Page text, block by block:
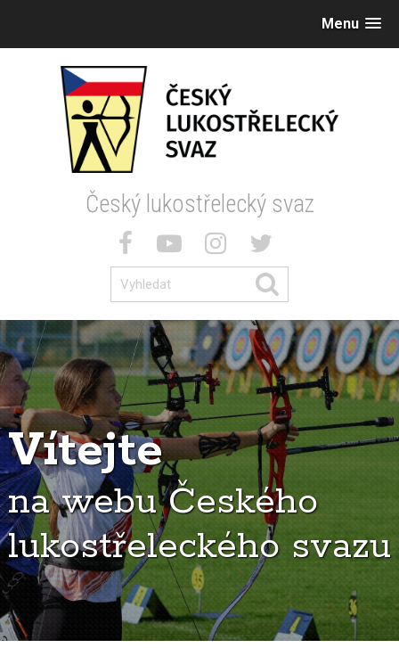
Menu
Český lukostřelecký svaz
Vítejte
na webu Českého
lukostřeleckého svazu